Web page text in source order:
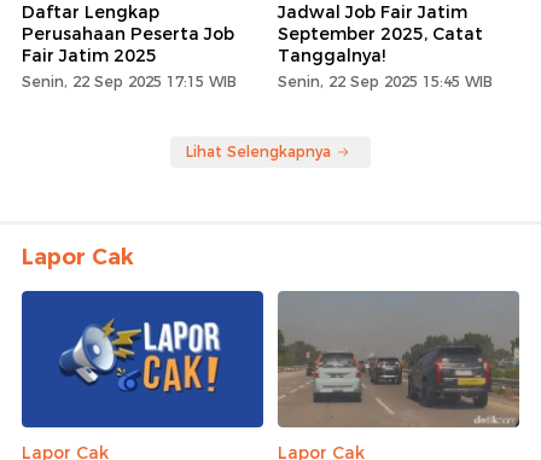
Daftar Lengkap
Perusahaan Peserta Job
Fair Jatim 2025
Senin, 22 Sep 2025 17:15 WIB
Jadwal Job Fair Jatim
September 2025, Catat
Tanggalnya!
Senin, 22 Sep 2025 15:45 WIB
Lihat Selengkapnya
Lapor Cak
Lapor Cak
Lapor Cak